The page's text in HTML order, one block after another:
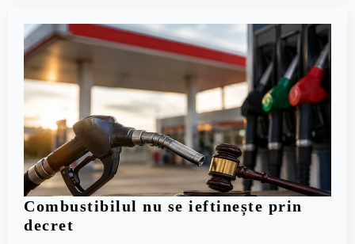
Combustibilul nu se ieftinește prin
decret